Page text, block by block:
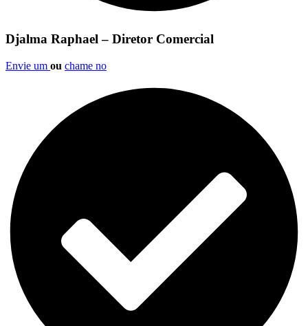
Djalma Raphael – Diretor Comercial
Envie um ou chame no